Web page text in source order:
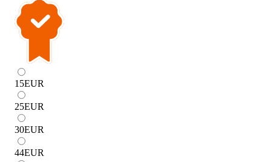
15EUR
25EUR
30EUR
44EUR